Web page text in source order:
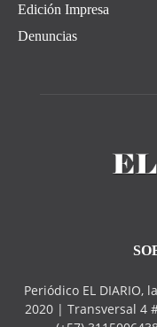
Edición Impresa
Denuncias
Periódico EL DIARIO,
2020 | Transversal 4